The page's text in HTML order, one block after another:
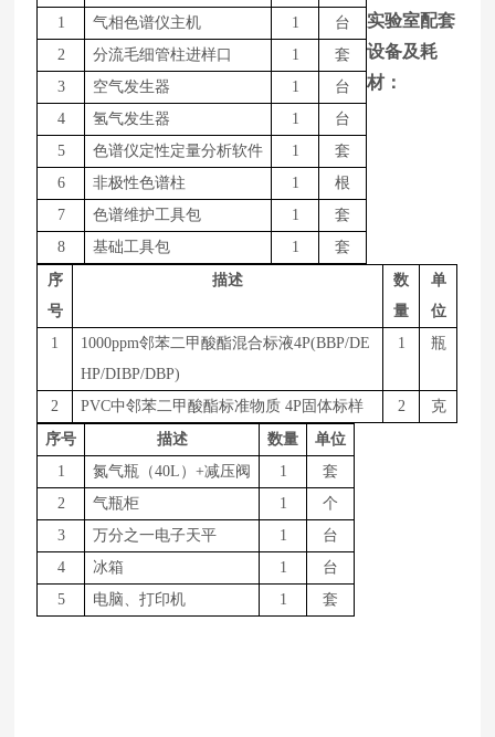
1
气相色谱仪主机 1
台
2
分流毛细管柱进样口 1
套
3
空气发生器 1
台
4
氢气发生器 1
台
5
色谱仪定性定量分析软件 1
套
6
非极性色谱柱 1
根
7
色谱维护工具包 1
套
8
基础工具包 1 套
序
号
描述
数
量
单
位
1
1000ppm邻苯二甲酸酯混合标液4P(BBP/DE
HP/DIBP/DBP)
1 瓶
2 PVC中邻苯二甲酸酯标准物质 4P固体标样 2 克
实验室配套
设备及耗
材：
序号 描述 数量
单位
1
氮气瓶（40L ）+减压阀 1
套
2
气瓶柜 1
个
3
万分之一电子天平 1
台
4
冰箱 1
台
5
电脑、打印机 1 套